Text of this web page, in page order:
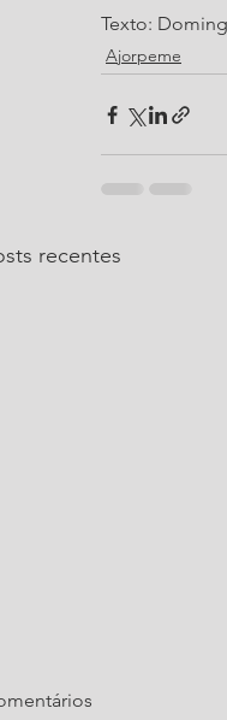
Texto:
Ajorpeme
recentes